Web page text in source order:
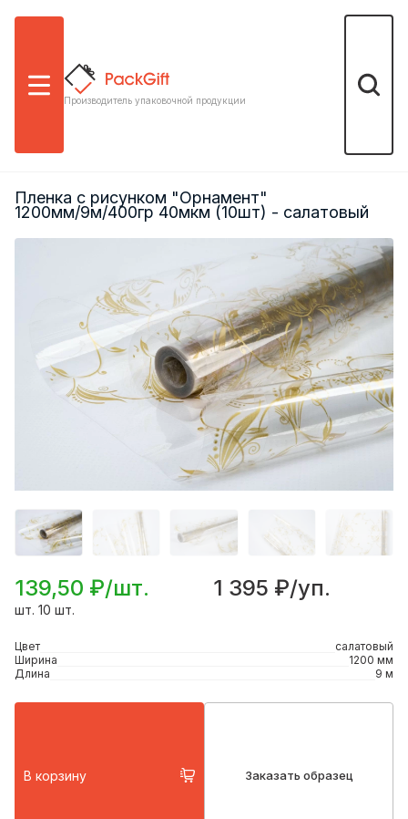
Меню
Производитель упаковочной продукции
Поиск
Пленка с рисунком "Орнамент"
1200мм/9м/400гр 40мкм (10шт) - салатовый
139,50 ₽/шт. 1 395 ₽/уп.
шт. 10 шт.
Цвет
салатовый
Ширина
1200 мм
Длина
9 м
В корзину Заказать образец